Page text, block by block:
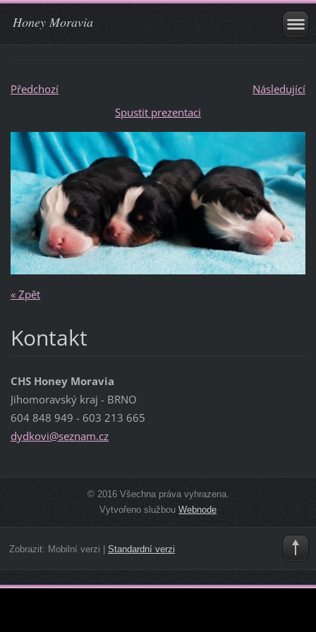
Honey Moravia
Předchozí
Následující
Spustit prezentaci
« Zpět
Kontakt
CHS Honey Moravia
Jihomoravský kraj - BRNO
604 848 949 - 603 213 665
dydkovi@seznam.cz
© 2016 Všechna práva vyhrazena.
Vytvořeno službou Webnode
Zobrazit: Mobilní verzi | Standardní verzi